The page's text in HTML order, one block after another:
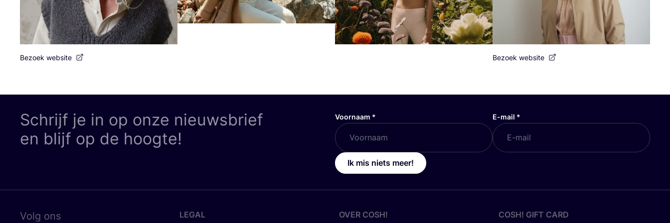
Bezoek website Bezoek website
Schrijf je in op onze nieuwsbrief
en blijf op de hoogte!
Voornaam * E-mail *
Ik mis niets meer!
Volg ons LEGAL OVER COSH! COSH! GIFT CARD